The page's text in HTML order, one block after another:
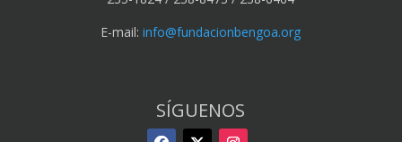
E-mail:info@fundacionbengoa.org
SÍGUENOS